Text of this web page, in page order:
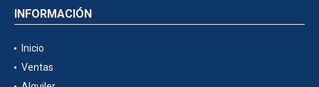
INFORMACIÓN
Inicio
Ventas